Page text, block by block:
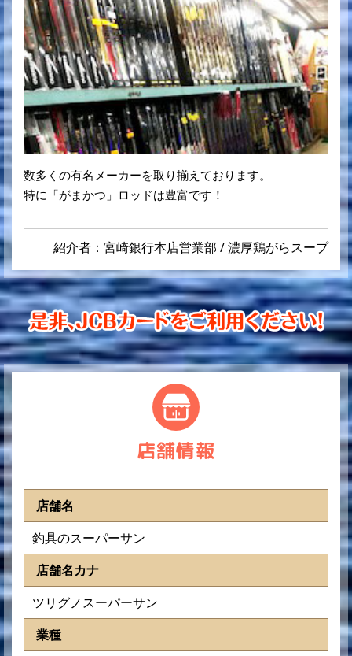
数多くの有名メーカーを取り揃えております。
特に「がまかつ」ロッドは豊富です！
紹介者：宮崎銀行本店営業部 / 濃厚鶏がらスープ
店舗情報
店舗名
釣具のスーパーサン
店舗名カナ
ツリグノスーパーサン
業種